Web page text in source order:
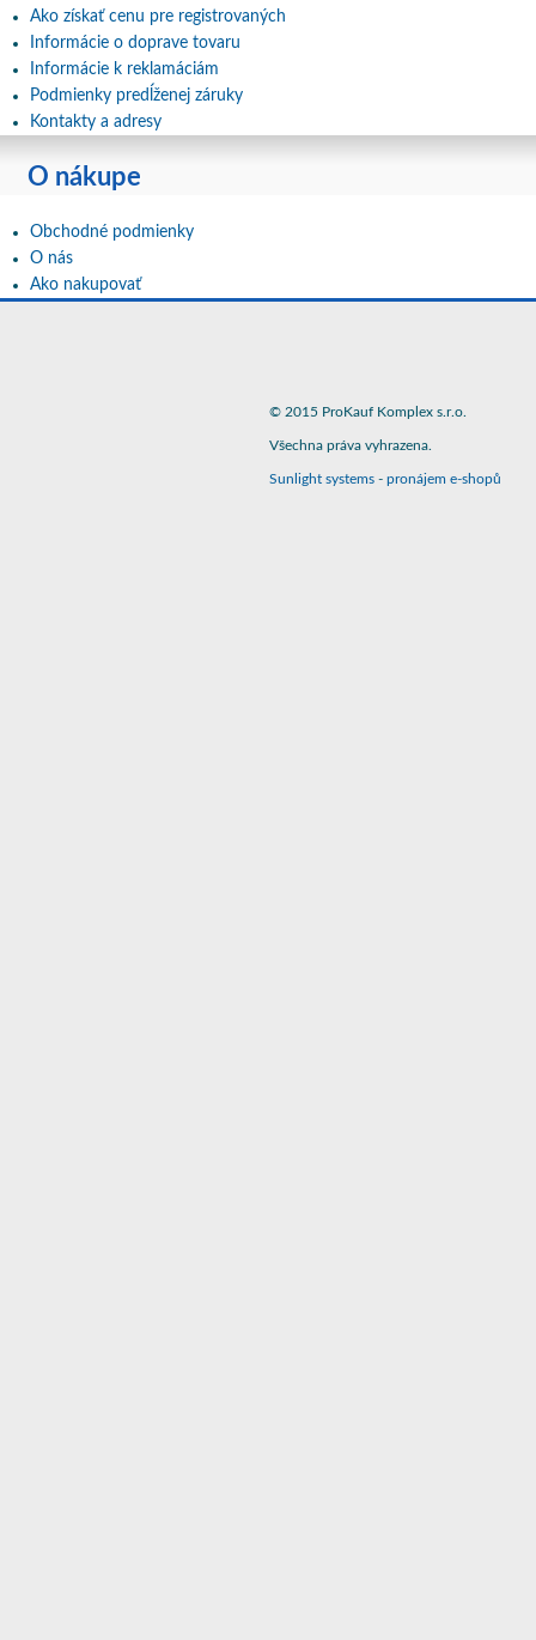
Ako získať cenu pre registrovaných
Informácie o doprave tovaru
Informácie k reklamáciám
Podmienky predĺženej záruky
Kontakty a adresy
O nákupe
Obchodné podmienky
O nás
Ako nakupovať
© 2015 ProKauf Komplex s.r.o.
Všechna práva vyhrazena.
Sunlight systems - pronájem e-shopů